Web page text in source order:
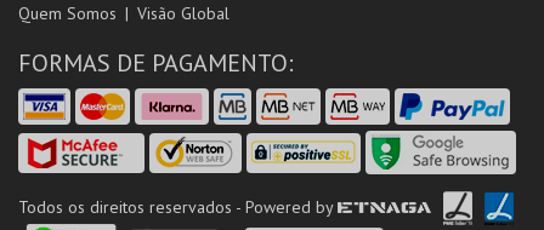
Quem Somos Visão Global
FORMAS DE PAGAMENTO:
Todos os direitos reservados - Powered by ETNAGA